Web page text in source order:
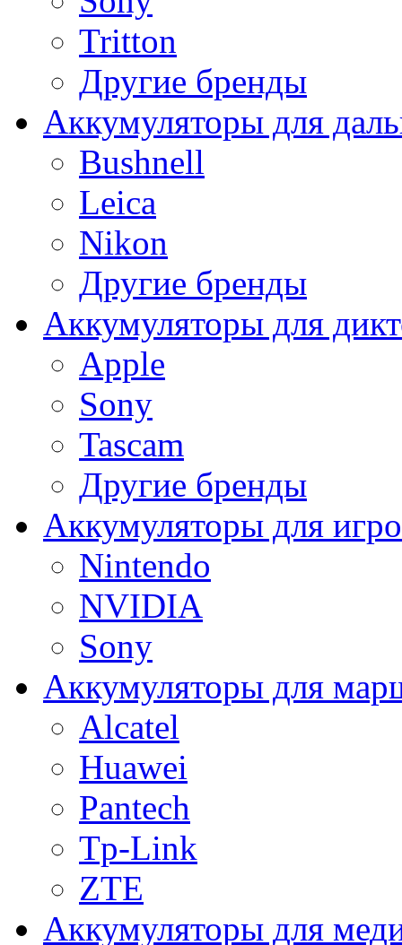
Tritton
Другие бренды
Аккумуляторы для
Bushnell
Leica
Nikon
Другие бренды
Аккумуляторы для
Apple
Sony
Tascam
Другие бренды
Аккумуляторы для
Nintendo
NVIDIA
Sony
Аккумуляторы для
Alcatel
Huawei
Pantech
Tp-Link
ZTE
Аккумуляторы для